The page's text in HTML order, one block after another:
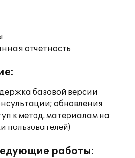
отчетность
базовой версии
обновления
к метод. материалам на
пользователей)
работы: